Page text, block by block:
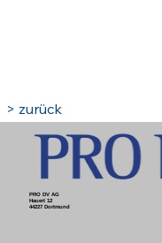
> zurück
PRO DV AG
Hauert 12
44227 Dortmund